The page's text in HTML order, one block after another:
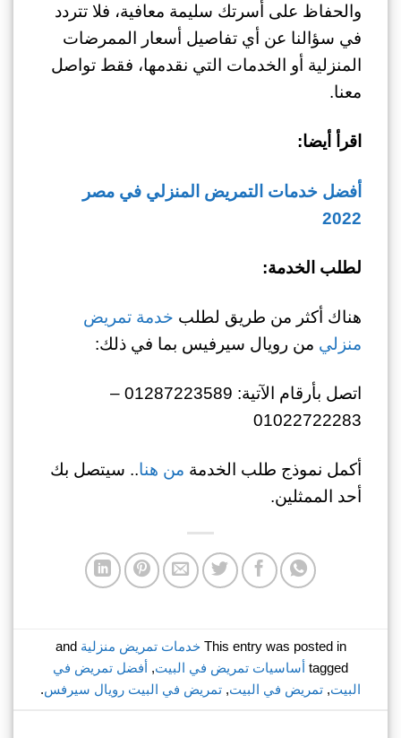
والحفاظ على أسرتك سليمة معافية، فلا تتردد
في سؤالنا عن أي تفاصيل أسعار الممرضات
المنزلية أو الخدمات التي نقدمها، فقط تواصل
معنا.
اقرأ أيضا:
أفضل خدمات التمريض المنزلي في مصر
2022
لطلب الخدمة:
هناك أكثر من طريق لطلب خدمة تمريض
منزلي من رويال سيرفيس بما في ذلك:
اتصل بأرقام الآتية: 01287223589 –
01022722283
أكمل نموذج طلب الخدمة من هنا.. سيتصل بك
أحد الممثلين.
This entry was posted in خدمات تمريض منزلية and
tagged أساسيات تمريض في البيت, أفضل تمريض في
البيت, تمريض في البيت, تمريض في البيت رويال سيرفس.